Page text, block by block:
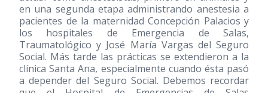
en una segunda etapa administrando anestesia a
pacientes de la maternidad Concepción Palacios y
los hospitales de Emergencia de Salas,
Traumatológico y José María Vargas del Seguro
Social. Más tarde las prácticas se extendieron a la
clínica Santa Ana, especialmente cuando ésta pasó
a depender del Seguro Social. Debemos recordar